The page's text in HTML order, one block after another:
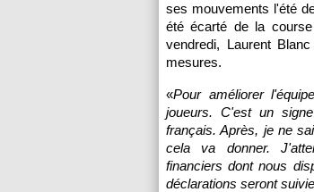
ses mouvements l'été
été écarté de la
vendredi, Laurent
mesures.
«Pour améliorer
joueurs. C'est un
français. Après, je ne
cela va donner.
financiers dont nous
déclarations seront